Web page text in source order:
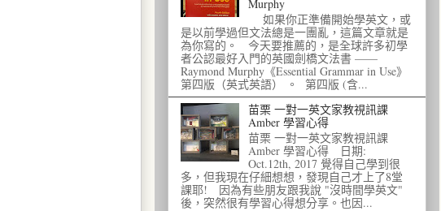
Murphy
如果你正準備開始學英文，或
是以前學過但文法總是一團亂，這篇文章就是
為你寫的。 今天要推薦的，是全球許多初學
者公認最好入門的英國劍橋文法書 ——
Raymond Murphy《Essential Grammar in Use》
第四版（英式英語） 。 第四版 (含...
苗栗 一對一英文家教視訊課
Amber 學習心得
苗栗 一對一英文家教視訊課
Amber 學習心得 日期:
Oct.12th, 2017 覺得自己學到很
多，但我現在仔細想想，發現自己才上了8堂
課耶! 因為有些朋友跟我說 "沒時間學英文"
後，突然很有學習心得想分享。也因...